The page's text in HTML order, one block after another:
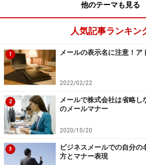
本人確認を厳格に行う
本人確認ではマイカードの利用目的を明
本人確認にあたっては源泉徴収票の
生年金の加入に使うなど、利用目的
りません。利用目的以外に使う場合
目的を明示しなおさなければなりま
個人情報保護法と同じ運用になってい
他のテーマも見る
人気記事ランキン
1 メールの表示名に注意！ア
2022/02/22
2
メールで株式会社は省略し
のメールマナー
2020/10/20
3
ビジネスメールでの自分の
方とマナー表現